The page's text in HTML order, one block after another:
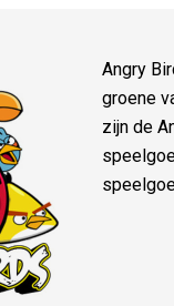
Angry
groene
zijn de